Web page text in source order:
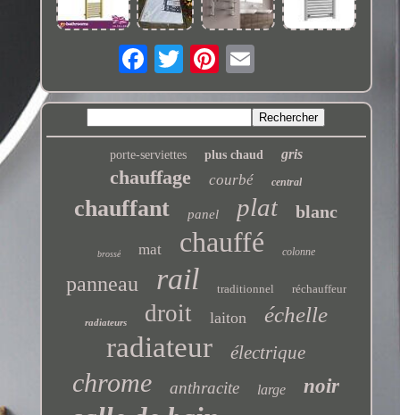
porte-serviettes plus chaud gris
chauffage courbé central
chauffant panel plat blanc
brossé mat chauffé colonne
panneau rail traditionnel réchauffeur
radiateurs droit laiton échelle
radiateur électrique
chrome anthracite large noir